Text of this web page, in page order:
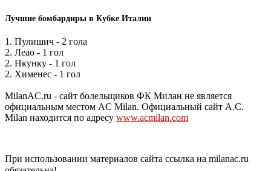
Лучшие бомбардиры в Кубке Италии
1. Пулишич - 2 гола
2. Леао - 1 гол
2. Нкунку - 1 гол
2. Хименес - 1 гол
MilanAC.ru - сайт болельщиков ФК Милан не является
официальным местом AC Milan. Официальный сайт A.C.
Milan находится по адресу www.acmilan.com
При использовании материалов сайта ссылка на milanac.ru